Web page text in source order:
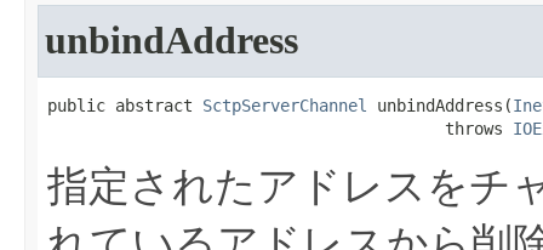
unbindAddress
public abstract SctpServerChannel unbindAddress​(
                                         throws
指定されたアドレスをチ